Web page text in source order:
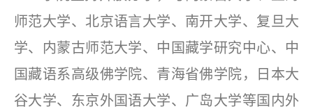
师范大学、北京语言大学、南开大学、复旦大
学、内蒙古师范大学、中国藏学研究中心、中
国藏语系高级佛学院、青海省佛学院，日本大
谷大学、东京外国语大学、广岛大学等国内外